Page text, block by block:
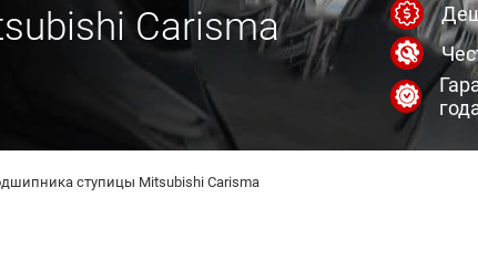
Carisma
ступицы Mitsubishi Carisma